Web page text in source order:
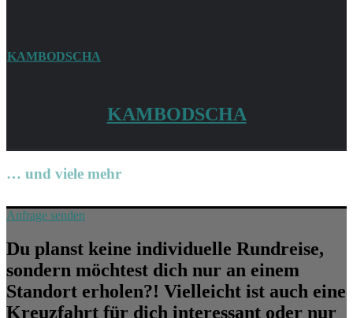
KAMBODSCHA
KAMBODSCHA
… und viele mehr
Anfrage senden
Du planst keine individuelle Rundreise,
sondern möchtest dich nur an einem
Standort erholen?! Vielleicht ist auch eine
Kreuzfahrt für dich interessant oder nur